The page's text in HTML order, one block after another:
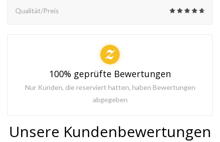
Unsere Kundenbewertungen
Qualität/Preis
100% geprüfte Bewertungen
Nur Kunden, die reserviert hatten, haben Bewertungen
abgegeben